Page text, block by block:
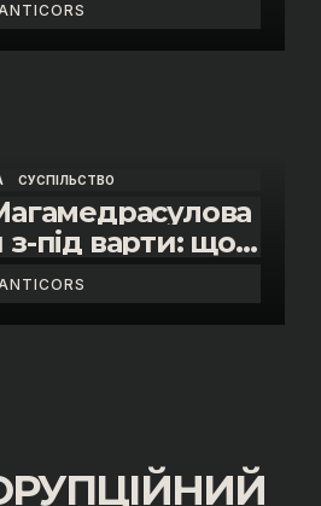
митниці “Тиса”
СУСПІЛЬСТВО
під варти: що
у залі суду»